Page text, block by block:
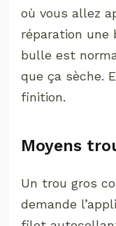
où vous allez
réparation une
bulle est
que ça sèche.
finition.
Moyens
Un trou gros
demande